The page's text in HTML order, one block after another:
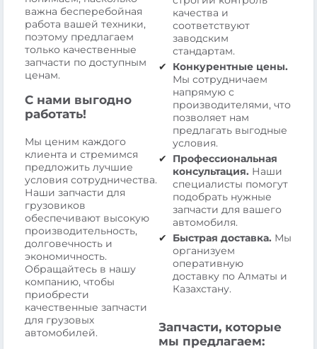
важна бесперебойная
работа вашей техники,
поэтому предлагаем
только качественные
запчасти по доступным
ценам.
С нами выгодно
работать!
Мы ценим каждого
клиента и стремимся
предложить лучшие
условия сотрудничества.
Наши запчасти для
грузовиков
обеспечивают высокую
производительность,
долговечность и
экономичность.
Обращайтесь в нашу
компанию, чтобы
приобрести
качественные запчасти
для грузовых
автомобилей.
качества и
соответствуют
заводским
стандартам.
Конкурентные цены.
Мы сотрудничаем
напрямую с
производителями, что
позволяет нам
предлагать выгодные
условия.
Профессиональная
консультация. Наши
специалисты помогут
подобрать нужные
запчасти для вашего
автомобиля.
Быстрая доставка. Мы
организуем
оперативную
доставку по Алматы и
Казахстану.
Запчасти, которые
мы предлагаем: